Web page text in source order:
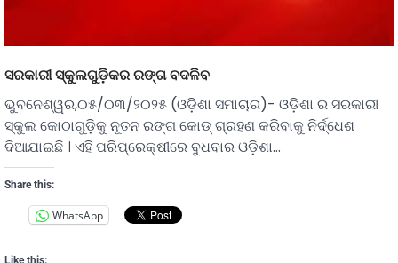
ସରକାରୀ ସ୍କୁଲଗୁଡ଼ିକର ରଙ୍ଗ ବଦଳିବ
ଭୁବନେଶ୍ୱର,୦୫/୦୩/୨୦୨୫ (ଓଡ଼ିଶା ସମାଚାର)- ଓଡ଼ିଶା ର ସରକାରୀ
ସ୍କୁଲ କୋଠାଗୁଡ଼ିକୁ ନୂତନ ରଙ୍ଗ କୋଡ୍ ଗ୍ରହଣ କରିବାକୁ ନିର୍ଦ୍ଧେଶ
ଦିଆଯାଇଛି । ଏହି ପରିପ୍ରେକ୍ଷୀରେ ବୁଧବାର ଓଡ଼ିଶା…
Share this:
WhatsApp